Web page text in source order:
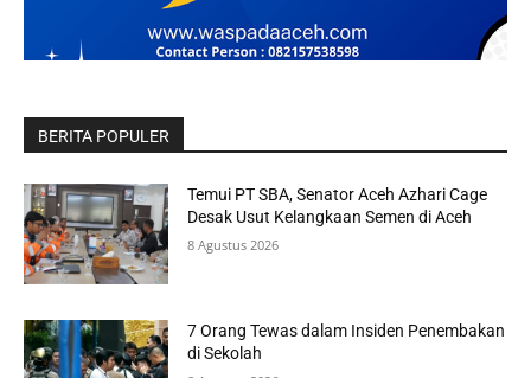
BERITA POPULER
Temui PT SBA, Senator Aceh Azhari Cage
Desak Usut Kelangkaan Semen di Aceh
8 Agustus 2026
7 Orang Tewas dalam Insiden Penembakan
di Sekolah